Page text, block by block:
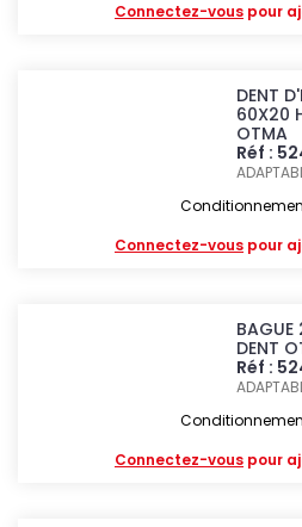
Connectez-vous pour
DENT
60X20
OTMA
Réf :
Connectez-vous pour
BAGUE
DENT
Réf :
Connectez-vous pour